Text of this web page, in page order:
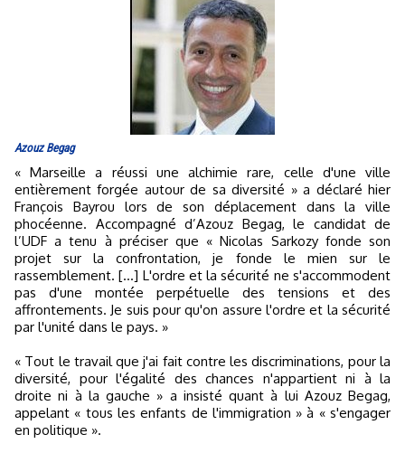
Azouz Begag
« Marseille a réussi une alchimie rare, celle d'une ville
entièrement forgée autour de sa diversité » a déclaré hier
François Bayrou lors de son déplacement dans la ville
phocéenne. Accompagné d’Azouz Begag, le candidat de
l’UDF a tenu à préciser que « Nicolas Sarkozy fonde son
projet sur la confrontation, je fonde le mien sur le
rassemblement. […] L'ordre et la sécurité ne s'accommodent
pas d'une montée perpétuelle des tensions et des
affrontements. Je suis pour qu'on assure l'ordre et la sécurité
par l'unité dans le pays. »
« Tout le travail que j'ai fait contre les discriminations, pour la
diversité, pour l'égalité des chances n'appartient ni à la
droite ni à la gauche » a insisté quant à lui Azouz Begag,
appelant « tous les enfants de l'immigration » à « s'engager
en politique ».